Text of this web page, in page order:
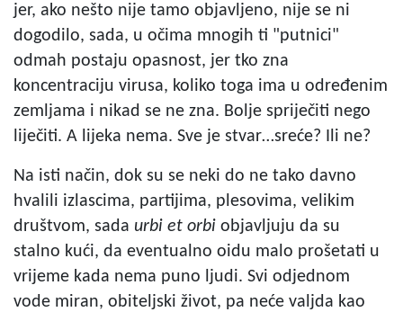
jer, ako nešto nije tamo objavljeno, nije se ni
dogodilo, sada, u očima mnogih ti "putnici"
odmah postaju opasnost, jer tko zna
koncentraciju virusa, koliko toga ima u određenim
zemljama i nikad se ne zna. Bolje spriječiti nego
liječiti. A lijeka nema. Sve je stvar…sreće? Ili ne?
Na isti način, dok su se neki do ne tako davno
hvalili izlascima, partijima, plesovima, velikim
društvom, sada urbi et orbi objavljuju da su
stalno kući, da eventualno oidu malo prošetati u
vrijeme kada nema puno ljudi. Svi odjednom
vode miran, obiteljski život, pa neće valjda kao